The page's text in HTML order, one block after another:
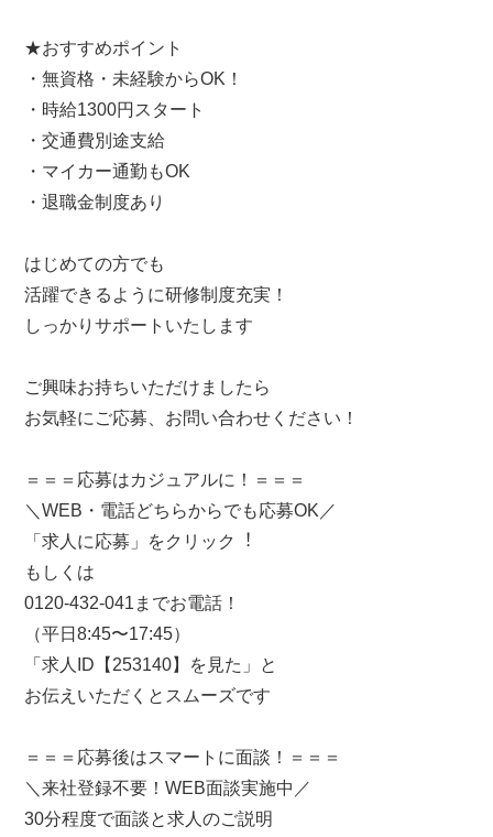
★おすすめポイント
・無資格・未経験からOK！
・時給1300円スタート
・交通費別途支給
・マイカー通勤もOK
・退職金制度あり
はじめての方でも
活躍できるように研修制度充実！
しっかりサポートいたします
ご興味お持ちいただけましたら
お気軽にご応募、お問い合わせください！
＝＝＝応募はカジュアルに！＝＝＝
＼WEB・電話どちらからでも応募OK／
「求⼈に応募」をクリック︕
もしくは
0120-432-041までお電話！
（平⽇8:45〜17:45）
「求⼈ID【253140】を⾒た」と
お伝えいただくとスムーズです
＝＝＝応募後はスマートに面談！＝＝＝
＼来社登録不要！WEB⾯談実施中／
30分程度で面談と求人のご説明